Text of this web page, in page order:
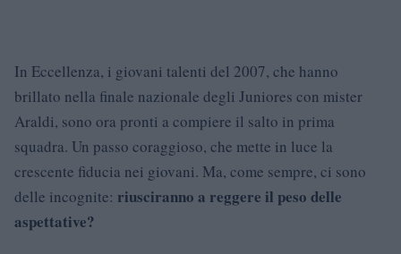
In Eccellenza, i giovani talenti del 2007, che hanno
brillato nella finale nazionale degli Juniores con mister
Araldi, sono ora pronti a compiere il salto in prima
squadra. Un passo coraggioso, che mette in luce la
crescente fiducia nei giovani. Ma, come sempre, ci sono
delle incognite: riusciranno a reggere il peso delle
aspettative?